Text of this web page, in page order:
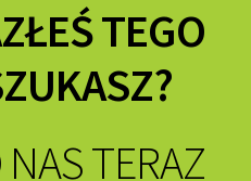
TEGO
TERAZ